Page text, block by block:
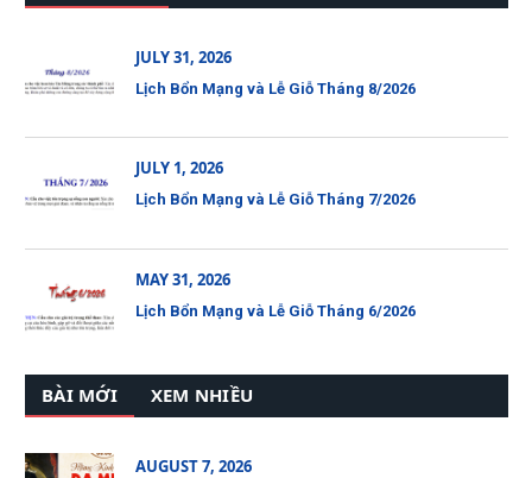
JULY 31, 2026
Lịch Bổn Mạng và Lễ Giỗ Tháng 8/2026
JULY 1, 2026
Lịch Bổn Mạng và Lễ Giỗ Tháng 7/2026
MAY 31, 2026
Lịch Bổn Mạng và Lễ Giỗ Tháng 6/2026
BÀI MỚI XEM NHIỀU
AUGUST 7, 2026